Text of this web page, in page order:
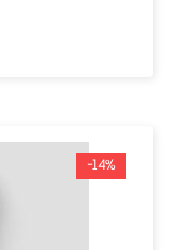
-14%